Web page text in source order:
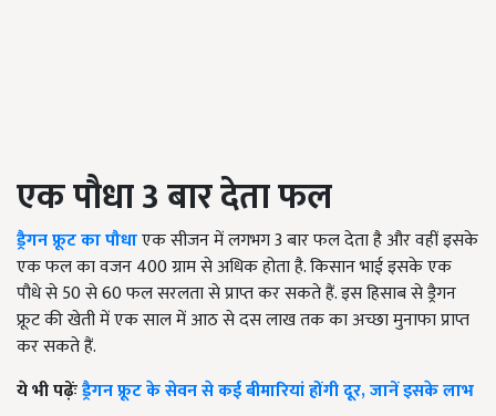
एक पौधा 3 बार देता फल
ड्रैगन फ्रूट का पौधाएक सीजन में लगभग 3 बार फल देता है और वहीं इसके
एक फल का वजन 400 ग्राम से अधिक होता है. किसान भाई इसके एक
पौधे से 50 से 60 फल सरलता से प्राप्त कर सकते हैं. इस हिसाब से ड्रैगन
फ्रूट की खेती में एक साल में आठ से दस लाख तक का अच्छा मुनाफा प्राप्त
कर सकते हैं.
ये भी पढ़ेंःड्रैगन फ्रूट के सेवन से कई बीमारियां होंगी दूर, जानें इसके लाभ